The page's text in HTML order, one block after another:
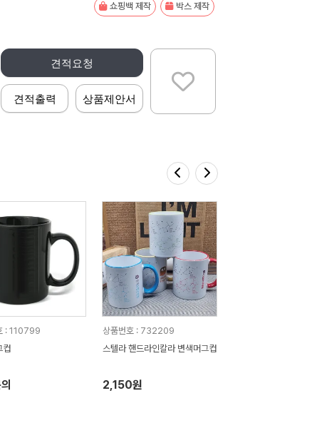
쇼핑백 제작 박스 제작
견적요청
견적출력 상품제안서
: 110799
컵
상품번호 : 732209
스텔라 핸드라인칼라 변색머그컵
2,150원